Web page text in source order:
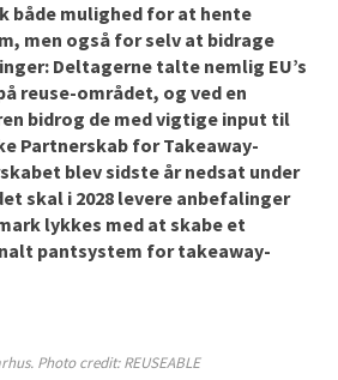
både mulighed for at hente
men også for selv at bidrage
Deltagerne talte nemlig EU’s
reuse-området, og ved en
bidrog de med vigtige input til
Partnerskab for Takeaway-
blev sidste år nedsat under
skal i 2028 levere anbefalinger
lykkes med at skabe et
pantsystem for takeaway-
Photo credit: REUSEABLE